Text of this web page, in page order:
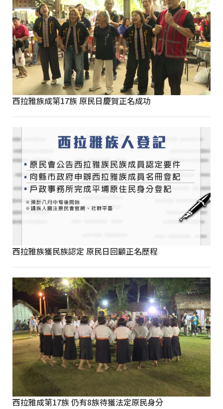
西拉雅族成第17族 原民日慶賀正名成功
西拉雅族獲民族認定 原民日回顧正名歷程
西拉雅成第17族 仍有8族待獲法定原民身分